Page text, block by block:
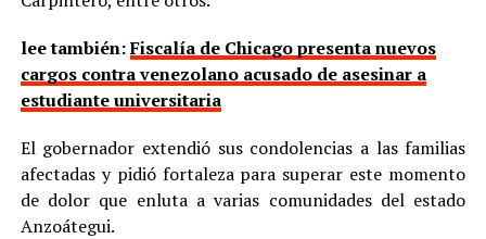
lee también:Fiscalía de Chicago presenta nuevos
cargos contra venezolano acusado de asesinar a
estudiante universitaria
El gobernador extendió sus condolencias a las familias
afectadas y pidió fortaleza para superar este momento
de dolor que enluta a varias comunidades del estado
Anzoátegui.